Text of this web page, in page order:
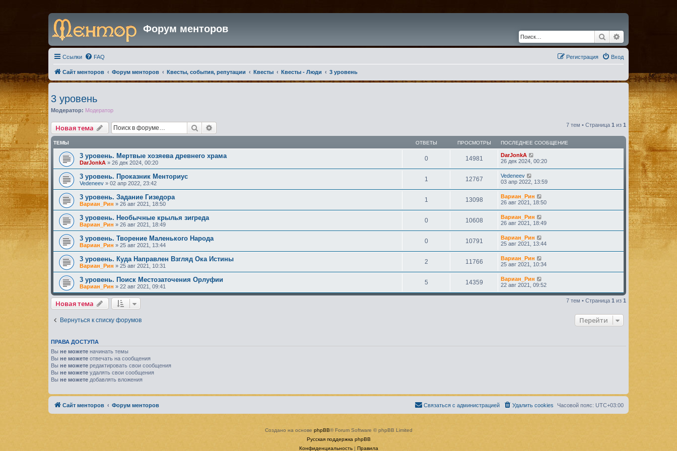
Форум менторов
Поиск
Ссылки FAQ Вход
Регистрация
Сайт менторов Форум менторов Квесты, события, репутации Квесты Квесты - Люди 3 уровень
3 уровень
Модератор: Модератор
Новая тема Поиск 7 тем • Страница 1 из 1
ТЕМЫ ОТВЕТЫ ПРОСМОТРЫ ПОСЛЕДНЕЕ СООБЩЕНИЕ
3 уровень. Мертвые хозяева древнего храма
DarJonkA » 26 дек 2024, 00:20
0 14981
DarJonkA
26 дек 2024, 00:20
3 уровень. Проказник Менториус
Vedeneev » 02 апр 2022, 23:42
1 12767
Vedeneev
03 апр 2022, 13:59
3 уровень. Задание Гизедора
Вариан_Рин » 26 авг 2021, 18:50
1 13098
Вариан_Рин
26 авг 2021, 18:50
3 уровень. Необычные крылья зигреда
Вариан_Рин » 26 авг 2021, 18:49
0 10608
Вариан_Рин
26 авг 2021, 18:49
3 уровень. Творение Маленького Народа
Вариан_Рин » 25 авг 2021, 13:44
0 10791
Вариан_Рин
25 авг 2021, 13:44
3 уровень. Куда Направлен Взгляд Ока Истины
Вариан_Рин » 25 авг 2021, 10:31
2 11766
Вариан_Рин
25 авг 2021, 10:34
3 уровень. Поиск Местозаточения Орлуфии
Вариан_Рин » 22 авг 2021, 09:41
5 14359
Вариан_Рин
22 авг 2021, 09:52
Новая тема 7 тем • Страница 1 из 1
Вернуться к списку форумов Перейти
ПРАВА ДОСТУПА
Вы не можете начинать темы
Вы не можете отвечать на сообщения
Вы не можете редактировать свои сообщения
Вы не можете удалять свои сообщения
Вы не можете добавлять вложения
Сайт менторов Форум менторов Часовой пояс: UTC+03:00
Удалить cookies
Связаться с администрацией
Создано на основе phpBB® Forum Software © phpBB Limited
Русская поддержка phpBB
Конфиденциальность| Правила